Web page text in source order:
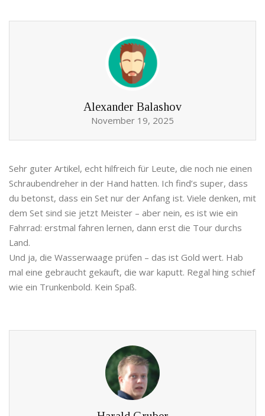
Alexander Balashov
November 19, 2025
Sehr guter Artikel, echt hilfreich für Leute, die noch nie einen
Schraubendreher in der Hand hatten. Ich find’s super, dass
du betonst, dass ein Set nur der Anfang ist. Viele denken, mit
dem Set sind sie jetzt Meister – aber nein, es ist wie ein
Fahrrad: erstmal fahren lernen, dann erst die Tour durchs
Land.
Und ja, die Wasserwaage prüfen – das ist Gold wert. Hab
mal eine gebraucht gekauft, die war kaputt. Regal hing schief
wie ein Trunkenbold. Kein Spaß.